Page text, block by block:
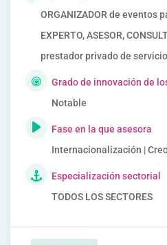
ORGANIZADOR de eventos
EXPERTO, ASESOR,
prestador privado de
Grado de innovación de
Notable
Fase en la que asesora
Internacionalización |
Especialización sectorial
TODOS LOS SECTORES